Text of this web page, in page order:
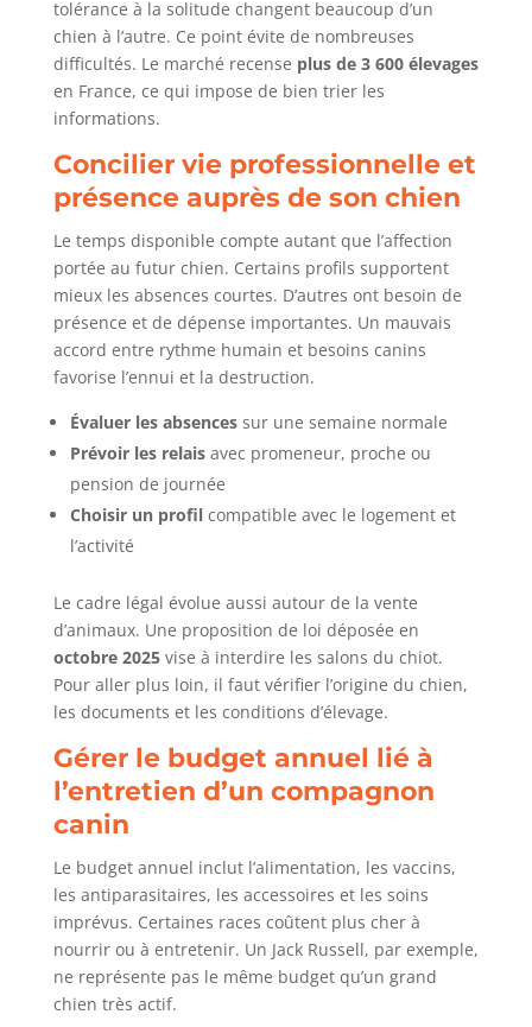
tolérance à la solitude changent beaucoup d’un
chien à l’autre. Ce point évite de nombreuses
difficultés. Le marché recense plus de 3 600 élevages
en France, ce qui impose de bien trier les
informations.
Concilier vie professionnelle et
présence auprès de son chien
Le temps disponible compte autant que l’affection
portée au futur chien. Certains profils supportent
mieux les absences courtes. D’autres ont besoin de
présence et de dépense importantes. Un mauvais
accord entre rythme humain et besoins canins
favorise l’ennui et la destruction.
Évaluer les absencessur une semaine normale
Prévoir les relaisavec promeneur, proche ou
pension de journée
Choisir un profilcompatible avec le logement et
l’activité
Le cadre légal évolue aussi autour de la vente
d’animaux. Une proposition de loi déposée en
octobre 2025vise à interdire les salons du chiot.
Pour aller plus loin, il faut vérifier l’origine du chien,
les documents et les conditions d’élevage.
Gérer le budget annuel lié à
l’entretien d’un compagnon
canin
Le budget annuel inclut l’alimentation, les vaccins,
les antiparasitaires, les accessoires et les soins
imprévus. Certaines races coûtent plus cher à
nourrir ou à entretenir. Un Jack Russell, par exemple,
ne représente pas le même budget qu’un grand
chien très actif.